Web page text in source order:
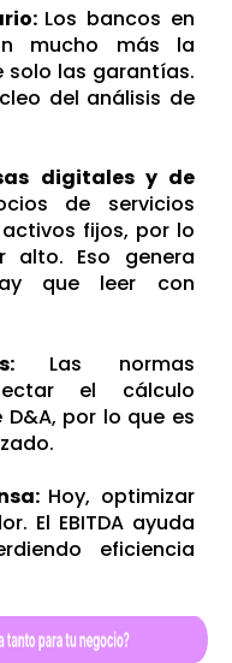
Los bancos en
mucho más la
las garantías.
del análisis de
digitales y de
de servicios
fijos, por lo
alto. Eso genera
que leer con
Las normas
el cálculo
por lo que es
Hoy, optimizar
El EBITDA ayuda
eficiencia